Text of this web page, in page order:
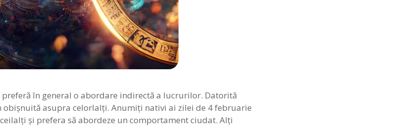
în general o abordare indirectă a lucrurilor. Datorită
asupra celorlalţi. Anumiţi nativi ai zilei de 4 februarie
şi prefera să abordeze un comportament ciudat. Alţi